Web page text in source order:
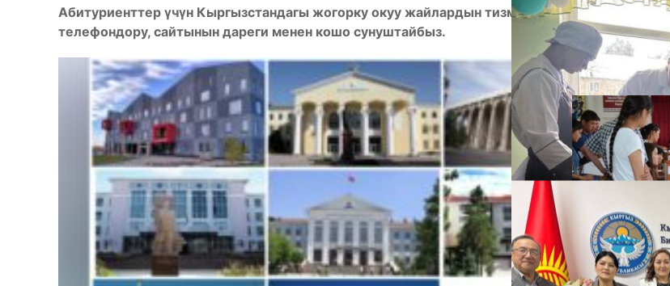
Абитуриенттер үчүн Кыргызстандагы жогорку окуу жайлардын тизмегин дареги, байланыш
телефондору, сайтынын дареги менен кошо сунуштайбыз.